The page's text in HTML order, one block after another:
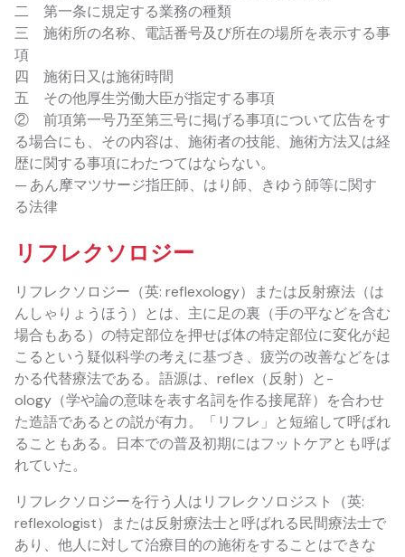
二 第一条に規定する業務の種類
三 施術所の名称、電話番号及び所在の場所を表示する事
項
四 施術日又は施術時間
五 その他厚生労働大臣が指定する事項
② 前項第一号乃至第三号に掲げる事項について広告をす
る場合にも、その内容は、施術者の技能、施術方法又は経
歴に関する事項にわたつてはならない。
— あん摩マツサージ指圧師、はり師、きゆう師等に関す
る法律
リフレクソロジー
リフレクソロジー（英: reflexology）または反射療法（は
んしゃりょうほう）とは、主に足の裏（手の平などを含む
場合もある）の特定部位を押せば体の特定部位に変化が起
こるという疑似科学の考えに基づき、疲労の改善などをは
かる代替療法である。語源は、reflex（反射）と-
ology（学や論の意味を表す名詞を作る接尾辞）を合わせ
た造語であるとの説が有力。「リフレ」と短縮して呼ばれ
ることもある。日本での普及初期にはフットケアとも呼ば
れていた。
リフレクソロジーを行う人はリフレクソロジスト（英:
reflexologist）または反射療法士と呼ばれる民間療法士で
あり、他人に対して治療目的の施術をすることはできな